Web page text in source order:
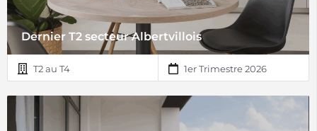
Dernier T2 secteur Albertvillois
T2 au T4 1er Trimestre 2026